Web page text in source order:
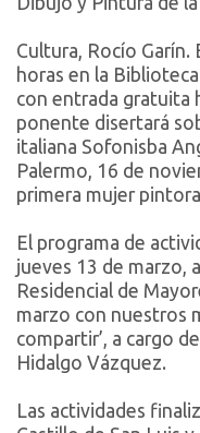
Cultura, Rocío Garín.
horas en la
con entrada gratuita
ponente disertará
italiana Sofonisba
Palermo, 16 de
primera mujer
El programa de
jueves 13 de marzo,
Residencial de
marzo con nuestros
compartir’, a cargo
Hidalgo Vázquez.
Las actividades